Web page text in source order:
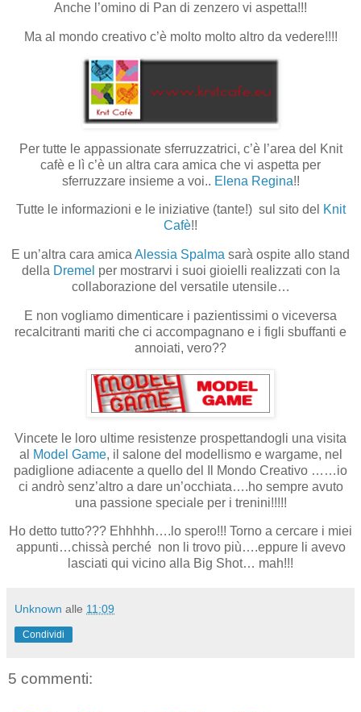
Anche l’omino di Pan di zenzero vi aspetta!!!
Ma al mondo creativo c’è molto molto altro da vedere!!!!
Per tutte le appassionate sferruzzatrici, c’è l’area del Knit
cafè e lì c’è un altra cara amica che vi aspetta per
sferruzzare insieme a voi.. Elena Regina!!
Tutte le informazioni e le iniziative (tante!) sul sito del Knit
Cafè!!
E un’altra cara amica Alessia Spalma sarà ospite allo stand
della Dremel per mostrarvi i suoi gioielli realizzati con la
collaborazione del versatile utensile…
E non vogliamo dimenticare i pazientissimi o viceversa
recalcitranti mariti che ci accompagnano e i figli sbuffanti e
annoiati, vero??
Vincete le loro ultime resistenze prospettandogli una visita
al
Model Game, il salone del modellismo e wargame, nel
padiglione adiacente a quello del Il Mondo Creativo ……io
ci andrò senz’altro a dare un’occhiata….ho sempre avuto
una passione speciale per i trenini!!!!!
Ho detto tutto??? Ehhhhh….lo spero!!! Torno a cercare i miei
appunti…chissà perché non li trovo più….eppure li avevo
lasciati qui vicino alla Big Shot… mah!!!
Unknown alle 11:09
Condividi
5 commenti: